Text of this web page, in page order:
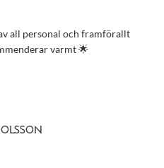
all personal och framförallt
varmt 🌟